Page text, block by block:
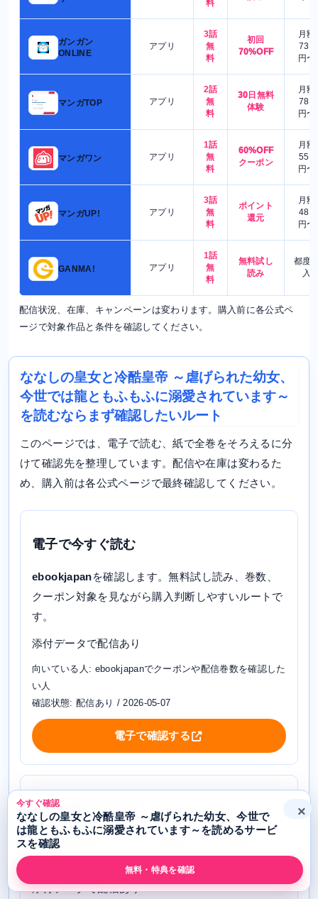
料
ガンガン
ONLINE
アプリ
3話
無
料
初回
70%OFF
月額
730
円〜
マンガTOP アプリ
2話
無
料
30日無料
体験
月額
780
円〜
マンガワン アプリ
1話
無
料
60%OFF
クーポン
月額
550
円〜
マンガUP! アプリ
3話
無
料
ポイント
還元
月額
480
円〜
GANMA! アプリ
1話
無
料
無料試し
読み
都度
入
配信状況、在庫、キャンペーンは変わります。購入前に各公式ペ
ージで対象作品と条件を確認してください。
ななしの皇女と冷酷皇帝 ～虐げられた幼女、
今世では龍ともふもふに溺愛されています～
を読むならまず確認したいルート
このページでは、電子で読む、紙で全巻をそろえるに分
けて確認先を整理しています。配信や在庫は変わるた
め、購入前は各公式ページで最終確認してください。
電子で今すぐ読む
ebookjapanを確認します。無料試し読み、巻数、
クーポン対象を見ながら購入判断しやすいルートで
す。
添付データで配信あり
向いている人: ebookjapanでクーポンや配信巻数を確認した
い人
確認状態: 配信あり / 2026-05-07
電子で確認する
紙で全巻をそろえる
honto
添付データで配信あり
今すぐ確認
ななしの皇女と冷酷皇帝 ～虐げられた幼女、今世で
は龍ともふもふに溺愛されています～を読めるサービ
スを確認
無料・特典を確認
×